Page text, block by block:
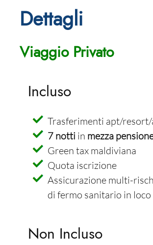
Open the calendar popup.
Dettagli
Viaggio Privato
Incluso
Trasferimenti apt/
7 notti in mezza
Green tax maldiviana
Quota iscrizione
Assicurazione multi-
di fermo sanitario in loco
Non Incluso